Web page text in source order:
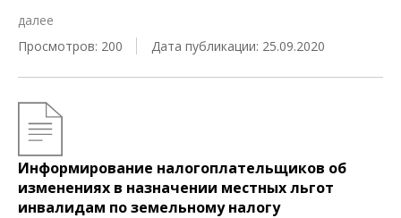
далее
Просмотров: 200
Дата публикации: 25.09.2020
Информирование налогоплательщиков об
изменениях в назначении местных льгот
инвалидам по земельному налогу